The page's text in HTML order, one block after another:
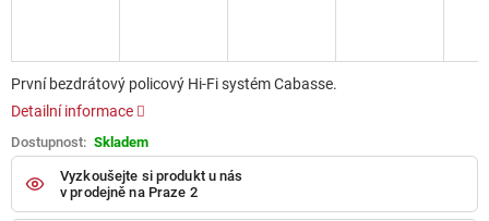
Vyzkoušejte si produkt u nás
v prodejně na Praze 2
Skladem
První bezdrátový policový Hi-Fi systém Cabasse.
Detailní informace